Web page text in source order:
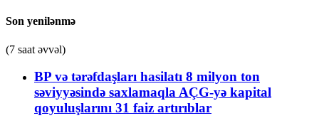
Son yenilənmə
(7 saat əvvəl)
BP və tərəfdaşları hasilatı 8 milyon ton
səviyyəsində saxlamaqla AÇG-yə kapital
qoyuluşlarını 31 faiz artırıblar